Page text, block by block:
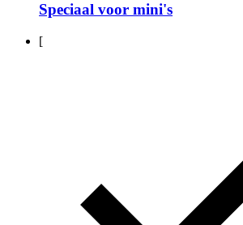
Speciaal voor mini's
[